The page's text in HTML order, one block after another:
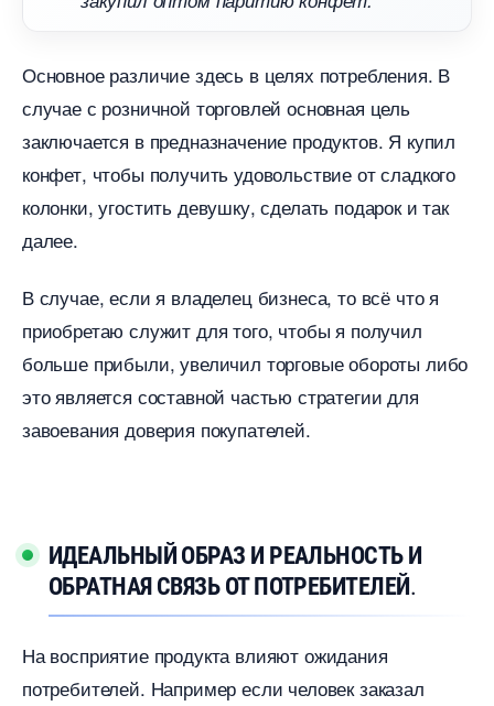
Основное различие здесь в целях потребления.
случае с розничной торговлей основная цель
заключается в предназначение продуктов. Я купил
конфет, чтобы получить удовольствие от сладкого
колонки, угостить девушку, сделать подарок и так
далее.
случае, если я владелец бизнеса, то всё что я
приобретаю служит для того, чтобы я получил
ольше прибыли, увеличил торговые обороты либо
это является составной частью стратегии для
завоевания доверия покупателей.
ИДЕАЛЬНЫЙ ОБРАЗ И РЕАЛЬНОСТЬ И
ОБРАТНАЯ СВЯЗЬ ОТ ПОТРЕБИТЕЛЕЙ.
На восприятие продукта влияют ожидания
потребителей. Например если человек заказал